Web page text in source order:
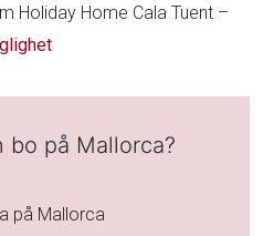
Holiday Home Cala Tuent –
bo på Mallorca?